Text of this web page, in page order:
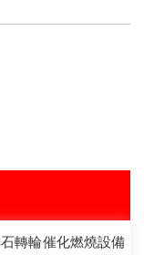
轉輪催化燃燒設備